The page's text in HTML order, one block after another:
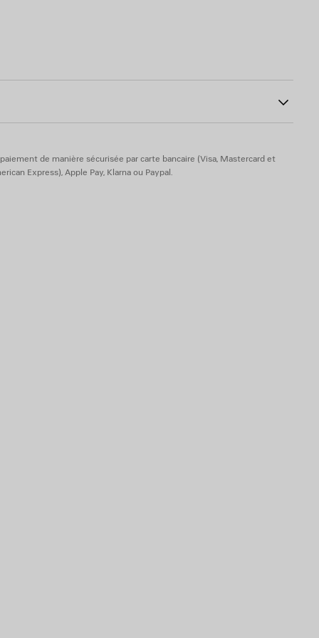
semelle intérieure
de manière sécurisée par carte bancaire (Visa, Mastercard et
Express), Apple Pay, Klarna ou Paypal.